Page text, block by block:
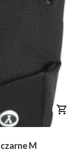
Rękawiczki York Sommerset czarne M